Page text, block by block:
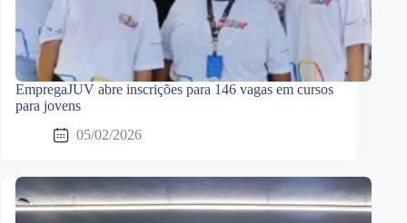
EmpregaJUV abre inscrições para 146 vagas em cursos
para jovens
05/02/2026